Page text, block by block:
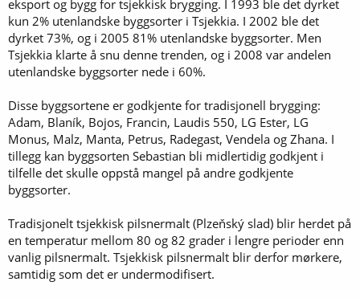
eksport og bygg for tsjekkisk brygging. I 1993 ble det dyrket
kun 2% utenlandske byggsorter i Tsjekkia. I 2002 ble det
dyrket 73%, og i 2005 81% utenlandske byggsorter. Men
Tsjekkia klarte å snu denne trenden, og i 2008 var andelen
utenlandske byggsorter nede i 60%.
Disse byggsortene er godkjente for tradisjonell brygging:
Adam, Blaník, Bojos, Francin, Laudis 550, LG Ester, LG
Monus, Malz, Manta, Petrus, Radegast, Vendela og Zhana. I
tillegg kan byggsorten Sebastian bli midlertidig godkjent i
tilfelle det skulle oppstå mangel på andre godkjente
byggsorter.
Tradisjonelt tsjekkisk pilsnermalt (Plzeňský slad) blir herdet på
en temperatur mellom 80 og 82 grader i lengre perioder enn
vanlig pilsnermalt. Tsjekkisk pilsnermalt blir derfor mørkere,
samtidig som det er undermodifisert.